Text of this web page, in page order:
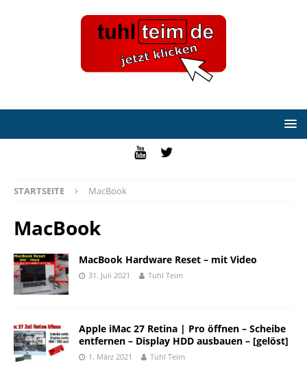
STARTSEITE MacBook
MacBook
MacBook Hardware Reset – mit Video
31. Juli 2021 Tuhl Teim
Apple iMac 27 Retina | Pro öffnen – Scheibe
entfernen – Display HDD ausbauen – [gelöst]
1. März 2021 Tuhl Teim